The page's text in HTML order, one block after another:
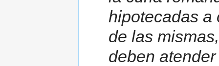
hipotecadas a
de las
deben